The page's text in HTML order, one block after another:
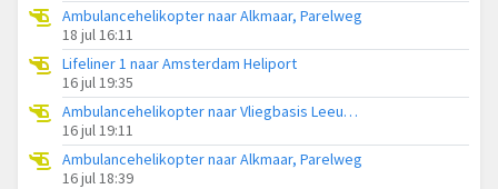
Ambulancehelikopter naar Alkmaar, Parelweg
18 jul 16:11
Lifeliner 1 naar Amsterdam Heliport
16 jul 19:35
Ambulancehelikopter naar Vliegbasis Leeuwarden
16 jul 19:11
Ambulancehelikopter naar Alkmaar, Parelweg
16 jul 18:39